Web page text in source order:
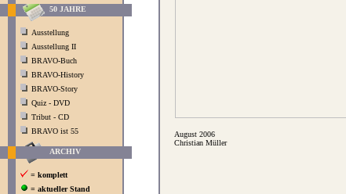
50 JAHRE
Ausstellung
Ausstellung II
BRAVO-Buch
BRAVO-History
BRAVO-Story
Quiz - DVD
Tribut - CD
BRAVO ist 55
ARCHIV
= komplett
= aktueller Stand
August 2006
Christian Müller